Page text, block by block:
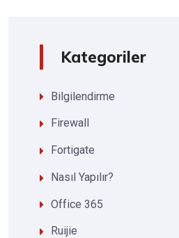
Kategoriler
Bilgilendirme
Firewall
Fortigate
Nasıl Yapılır?
Office 365
Ruijie